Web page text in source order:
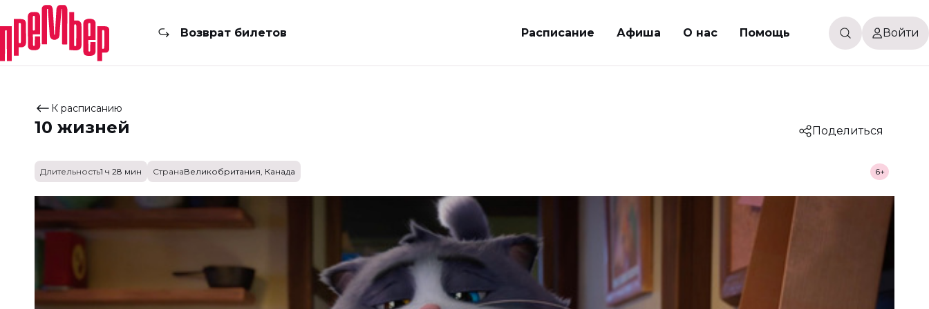
Возврат билетов Расписание Афиша О нас Помощь Войти
К расписанию
10 жизней Поделиться
Длительность1 ч 28 мин СтранаВеликобритания, Канада 6+